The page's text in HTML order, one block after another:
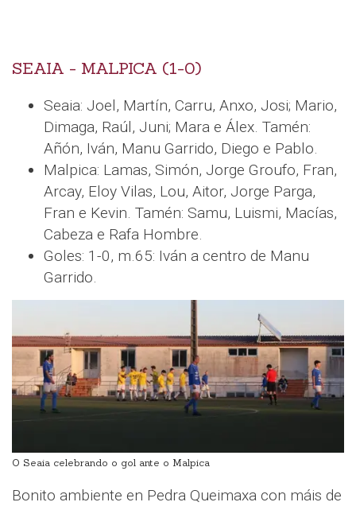
SEAIA - MALPICA (1-0)
Seaia: Joel, Martín, Carru, Anxo, Josi; Mario,
Dimaga, Raúl, Juni; Mara e Álex. Tamén:
Añón, Iván, Manu Garrido, Diego e Pablo.
Malpica: Lamas, Simón, Jorge Groufo, Fran,
Arcay, Eloy Vilas, Lou, Aitor, Jorge Parga,
Fran e Kevin. Tamén: Samu, Luismi, Macías,
Cabeza e Rafa Hombre.
Goles: 1-0, m.65: Iván a centro de Manu
Garrido.
O Seaia celebrando o gol ante o Malpica
Bonito ambiente en Pedra Queimaxa con máis de